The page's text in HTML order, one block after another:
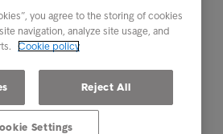
you agree to the storing of cookies
navigation, analyze site usage, and
Cookie policy
Reject All
Settings